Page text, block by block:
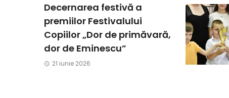
Decernarea festivă a
premiilor Festivalului
Copiilor „Dor de primăvară,
dor de Eminescu”
21 iunie 2026